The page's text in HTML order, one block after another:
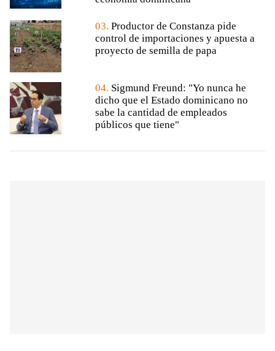
03. Productor de Constanza pide
control de importaciones y apuesta a
proyecto de semilla de papa
04. Sigmund Freund: "Yo nunca he
dicho que el Estado dominicano no
sabe la cantidad de empleados
públicos que tiene"